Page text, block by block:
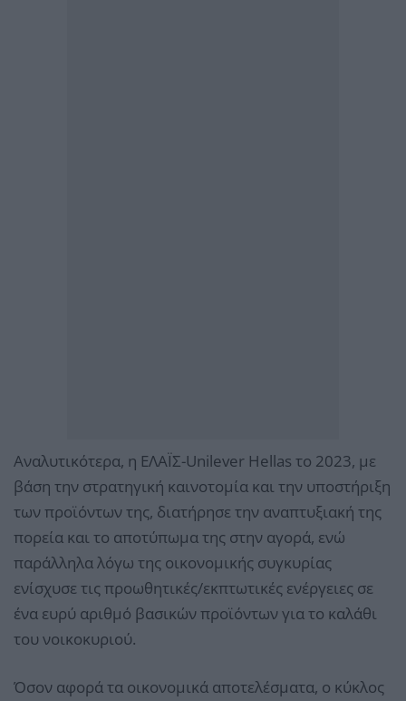
Αναλυτικότερα, η ΕΛΑΪΣ-Unilever Hellas το 2023, με
βάση την στρατηγική καινοτομία και την υποστήριξη
των προϊόντων της, διατήρησε την αναπτυξιακή της
πορεία και το αποτύπωμα της στην αγορά, ενώ
παράλληλα λόγω της οικονομικής συγκυρίας
ενίσχυσε τις προωθητικές/εκπτωτικές ενέργειες σε
ένα ευρύ αριθμό βασικών προϊόντων για το καλάθι
του νοικοκυριού.
Όσον αφορά τα οικονομικά αποτελέσματα, ο κύκλος